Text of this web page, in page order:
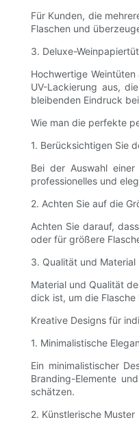
Für Kunden, die
Flaschen und
3. Deluxe-
Hochwertige
UV-Lackierung aus,
bleibenden Eindruck
Wie man die perfekte
1. Berücksichtigen Sie
Bei der Auswahl
professionelles und
2. Achten Sie auf die
Achten Sie darauf,
oder für größere
3. Qualität und Material
Material und Qualität
dick ist, um die
Kreative Designs für
1. Minimalistische
Ein minimalistischer
Branding-Elemente
schätzen.
2. Künstlerische Muster